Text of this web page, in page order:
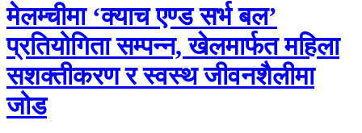
मेलम्चीमा ‘क्याच एण्ड सर्भ बल’
प्रतियोगिता सम्पन्न, खेलमार्फत महिला
सशक्तीकरण र स्वस्थ जीवनशैलीमा
जोड